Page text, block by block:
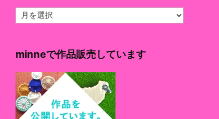
ア
ー
ブ
minneで作品販売しています